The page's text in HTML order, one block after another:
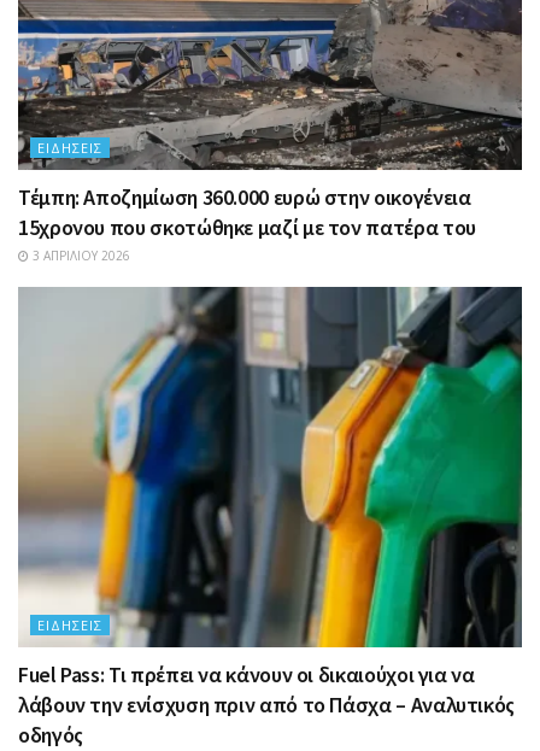
ΕΙΔΉΣΕΙΣ
Τέμπη: Αποζημίωση 360.000 ευρώ στην οικογένεια
15χρονου που σκοτώθηκε μαζί με τον πατέρα του
3 ΑΠΡΙΛΊΟΥ 2026
ΕΙΔΉΣΕΙΣ
Fuel Pass: Τι πρέπει να κάνουν οι δικαιούχοι για να
λάβουν την ενίσχυση πριν από το Πάσχα – Αναλυτικός
οδηγός